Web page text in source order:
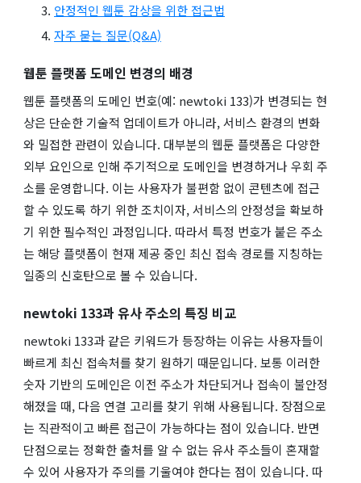
안정적인 웹툰 감상을 위한 접근법
자주 묻는 질문(Q&A)
웹툰 플랫폼 도메인 변경의 배경
웹툰 플랫폼의 도메인 번호(예: newtoki 133)가 변경되는 현
상은 단순한 기술적 업데이트가 아니라, 서비스 환경의 변화
와 밀접한 관련이 있습니다. 대부분의 웹툰 플랫폼은 다양한
외부 요인으로 인해 주기적으로 도메인을 변경하거나 우회 주
소를 운영합니다. 이는 사용자가 불편함 없이 콘텐츠에 접근
할 수 있도록 하기 위한 조치이자, 서비스의 안정성을 확보하
기 위한 필수적인 과정입니다. 따라서 특정 번호가 붙은 주소
는 해당 플랫폼이 현재 제공 중인 최신 접속 경로를 지칭하는
일종의 신호탄으로 볼 수 있습니다.
newtoki 133과 유사 주소의 특징 비교
newtoki 133과 같은 키워드가 등장하는 이유는 사용자들이
빠르게 최신 접속처를 찾기 원하기 때문입니다. 보통 이러한
숫자 기반의 도메인은 이전 주소가 차단되거나 접속이 불안정
해졌을 때, 다음 연결 고리를 찾기 위해 사용됩니다. 장점으로
는 직관적이고 빠른 접근이 가능하다는 점이 있습니다. 반면
단점으로는 정확한 출처를 알 수 없는 유사 주소들이 혼재할
수 있어 사용자가 주의를 기울여야 한다는 점이 있습니다. 따